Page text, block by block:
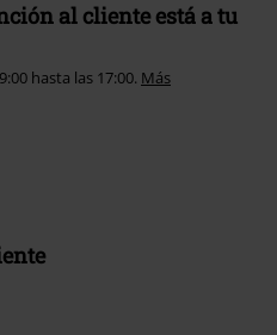
al cliente está a tu
hasta las 17:00. Más